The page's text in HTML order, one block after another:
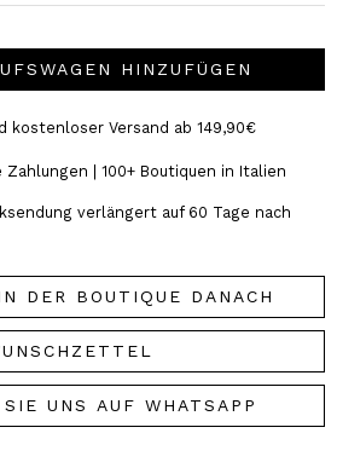
HINZUFÜGEN
kostenloser Versand ab 149,90€
Zahlungen | 100+ Boutiquen in Italien
verlängert auf 60 Tage nach
DER BOUTIQUE DANACH
UNS AUF WHATSAPP